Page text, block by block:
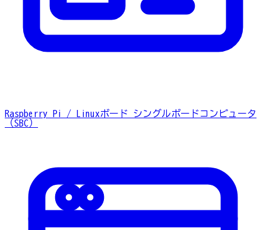
Raspberry Pi / Linuxボード
シングルボードコンピュータ
（SBC）